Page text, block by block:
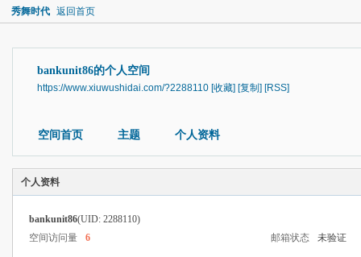
秀舞时代 返回首页
bankunit86的个人空间
https://www.xiuwushidai.com/?2288110 [收藏] [复制] [RSS]
空间首页 主题 个人资料
个人资料
bankunit86(UID: 2288110)
空间访问量
6 邮箱状态 未验证